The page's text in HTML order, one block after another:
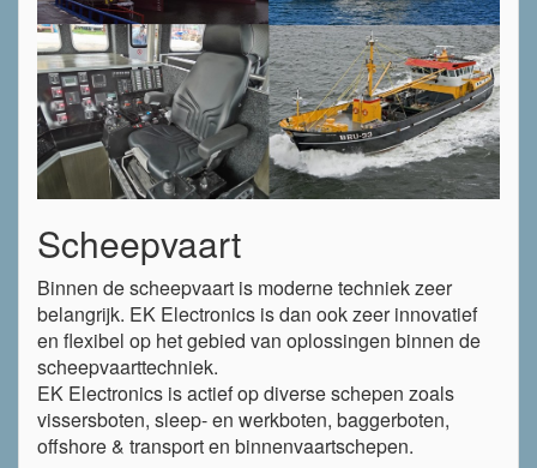
Scheepvaart
Binnen de scheepvaart is moderne techniek zeer
belangrijk. EK Electronics is dan ook zeer innovatief
en flexibel op het gebied van oplossingen binnen de
scheepvaarttechniek.
EK Electronics is actief op diverse schepen zoals
vissersboten, sleep- en werkboten, baggerboten,
offshore & transport en binnenvaartschepen.